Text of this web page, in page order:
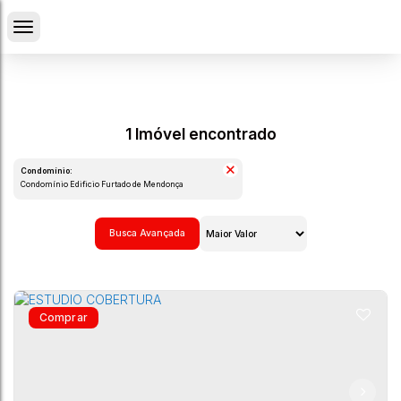
1 Imóvel encontrado
Condomínio:
Condomínio Edificio Furtado de Mendonça
Busca Avançada